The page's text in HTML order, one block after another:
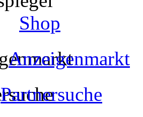
Shop
Anzeigenmarkt
Partnersuche